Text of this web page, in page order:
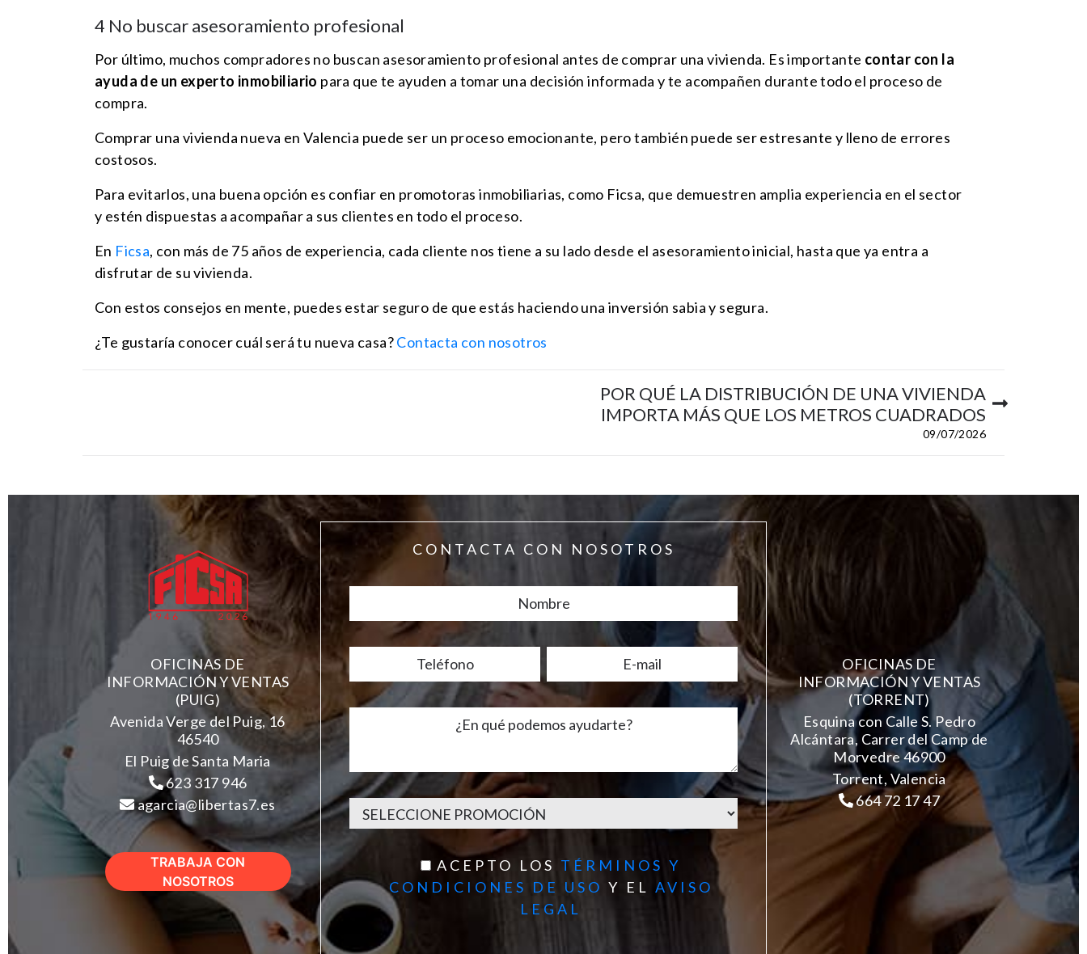
4 No buscar asesoramiento profesional
Por último, muchos compradores no buscan asesoramiento profesional antes de comprar una vivienda. Es importante contar con la
ayuda de un experto inmobiliario para que te ayuden a tomar una decisión informada y te acompañen durante todo el proceso de
compra.
Comprar una vivienda nueva en Valencia puede ser un proceso emocionante, pero también puede ser estresante y lleno de errores
costosos.
Para evitarlos, una buena opción es confiar en promotoras inmobiliarias, como Ficsa, que demuestren amplia experiencia en el sector
y estén dispuestas a acompañar a sus clientes en todo el proceso.
En Ficsa, con más de 75 años de experiencia, cada cliente nos tiene a su lado desde el asesoramiento inicial, hasta que ya entra a
disfrutar de su vivienda.
Con estos consejos en mente, puedes estar seguro de que estás haciendo una inversión sabia y segura.
¿Te gustaría conocer cuál será tu nueva casa?Contacta con nosotros
POR QUÉ LA DISTRIBUCIÓN DE UNA VIVIENDA
IMPORTA MÁS QUE LOS METROS CUADRADOS
09/07/2026
OFICINAS DE
INFORMACIÓN Y VENTAS
(PUIG)
Avenida Verge del Puig, 16
46540
El Puig de Santa Maria
623 317 946
agarcia@libertas7.es
TRABAJA CON
NOSOTROS
CONTACTA CON NOSOTROS
ACEPTO LOS TÉRMINOS Y
CONDICIONES DE USO Y EL AVISO
LEGAL
OFICINAS DE
INFORMACIÓN Y VENTAS
(TORRENT)
Esquina con Calle S. Pedro
Alcántara, Carrer del Camp de
Morvedre 46900
Torrent, Valencia
664 72 17 47